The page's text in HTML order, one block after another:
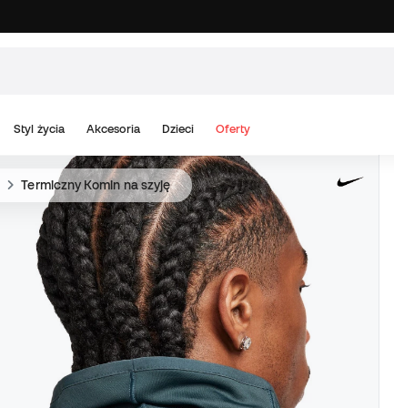
Styl życia Akcesoria Dzieci Oferty
Termiczny Komin na szyję